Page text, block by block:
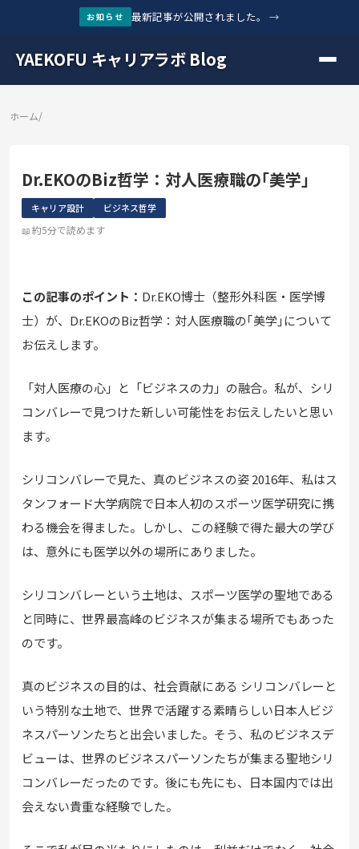
お知らせ 最新記事が公開されました。 →
YAEKOFU キャリアラボ Blog
ホーム/
Dr.EKOのBiz哲学：対人医療職の｢美学｣
キャリア設計 ビジネス哲学
約5分で読めます
この記事のポイント： Dr.EKO博士（整形外科医・医学博
士）が、Dr.EKOのBiz哲学：対人医療職の｢美学｣について
お伝えします。
「対人医療の心」と「ビジネスの力」の融合。私が、シリ
コンバレーで見つけた新しい可能性をお伝えしたいと思い
ます。
シリコンバレーで見た、真のビジネスの姿 2016年、私はス
タンフォード大学病院で日本人初のスポーツ医学研究に携
わる機会を得ました。しかし、この経験で得た最大の学び
は、意外にも医学以外の場所にありました。
シリコンバレーという土地は、スポーツ医学の聖地である
と同時に、世界最高峰のビジネスが集まる場所でもあった
のです。
真のビジネスの目的は、社会貢献にある シリコンバレーと
いう特別な土地で、世界で活躍する素晴らしい日本人ビジ
ネスパーソンたちと出会いました。そう、私のビジネスデ
ビューは、世界のビジネスパーソンたちが集まる聖地シリ
コンバレーだったのです。後にも先にも、日本国内では出
会えない貴重な経験でした。